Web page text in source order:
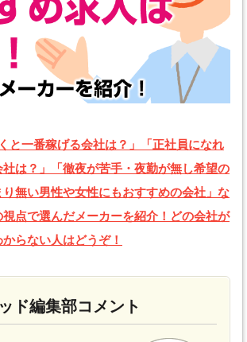
と一番稼げる会社は？」「正社員になれ
は？」「徹夜が苦手・夜勤が無し希望の
り無い男性や女性にもおすすめの会社」な
視点で選んだメーカーを紹介！どの会社が
らない人はどうぞ！
ド編集部コメント